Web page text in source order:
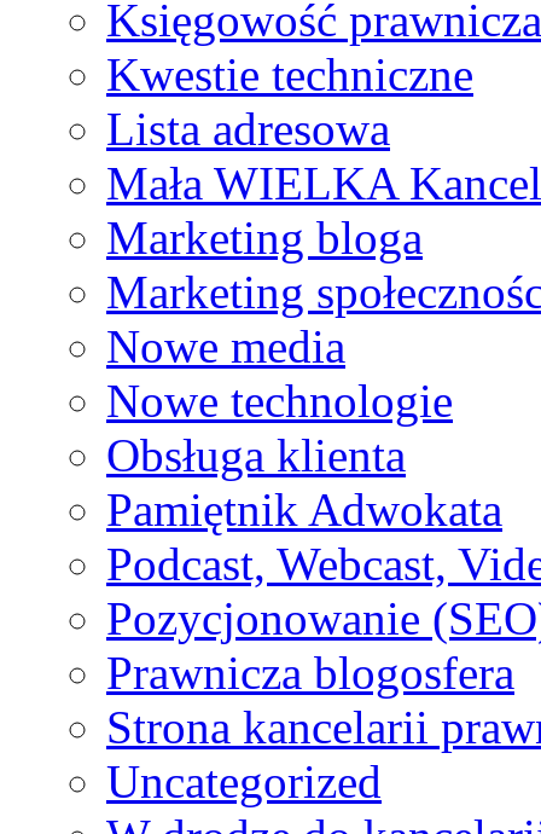
Księgowość prawnicza
Kwestie techniczne
Lista adresowa
Mała WIELKA
Marketing bloga
Marketing
Nowe media
Nowe technologie
Obsługa klienta
Pamiętnik Adwokata
Podcast, Webcast,
Pozycjonowanie
Prawnicza blogosfera
Strona kancelarii
Uncategorized